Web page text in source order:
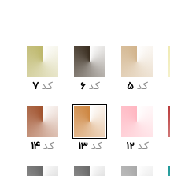
کد 5 کد 6 کد 7
کد 12 کد 13 کد 14